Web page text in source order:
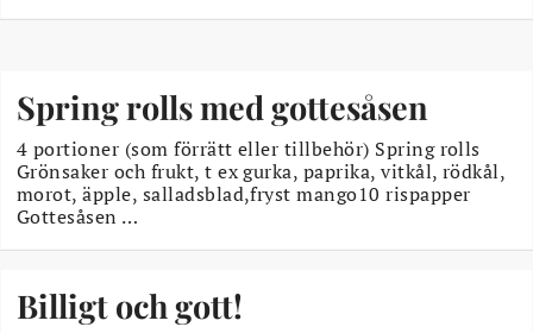
Spring rolls med gottesåsen
4 portioner (som förrätt eller tillbehör) Spring rolls
Grönsaker och frukt, t ex gurka, paprika, vitkål, rödkål,
morot, äpple, salladsblad,fryst mango10 rispapper
Gottesåsen …
Billigt och gott!